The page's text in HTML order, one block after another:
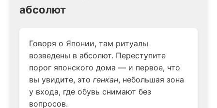
абсолют
Говоря о Японии, там ритуалы
возведены в абсолют. Переступите
порог японского дома — и первое, что
вы увидите, это генкан, небольшая зона
у входа, где обувь снимают без
вопросов.